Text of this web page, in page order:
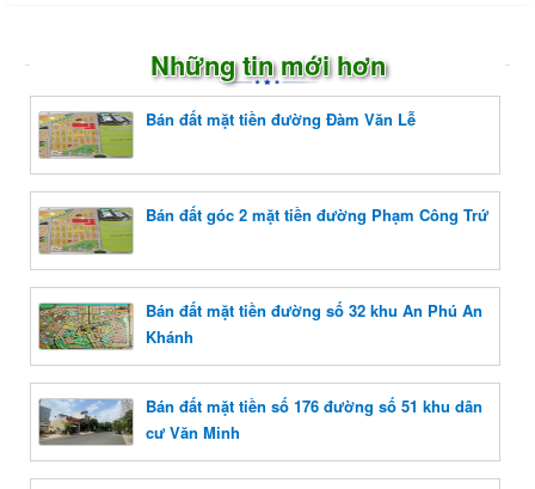
Những tin mới hơn
Bán đất mặt tiền đường Đàm Văn Lễ
Bán đất góc 2 mặt tiền đường Phạm Công Trứ
Bán đất mặt tiền đường số 32 khu An Phú An
Khánh
Bán đất mặt tiền số 176 đường số 51 khu dân
cư Văn Minh